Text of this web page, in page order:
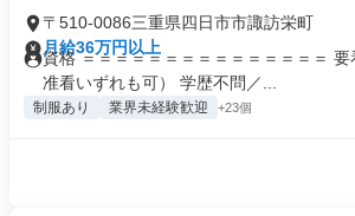
〒510-0086三重県四日市市諏訪栄町
月給36万円以上
資格 ＝＝＝＝＝＝＝＝＝＝＝＝＝＝＝ 要
准看いずれも可） 学歴不問／...
制服あり 業界未経験歓迎 +23個